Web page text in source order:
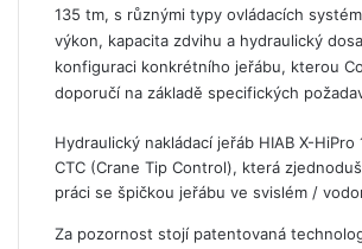
135 tm, s různými typy ovládacích
výkon, kapacita zdvihu a hydraulický
konfiguraci konkrétního jeřábu, kterou
doporučí na základě specifických
Hydraulický nakládací jeřáb HIAB X-
CTC (Crane Tip Control), která
práci se špičkou jeřábu ve svislém /
Za pozornost stojí patentovaná